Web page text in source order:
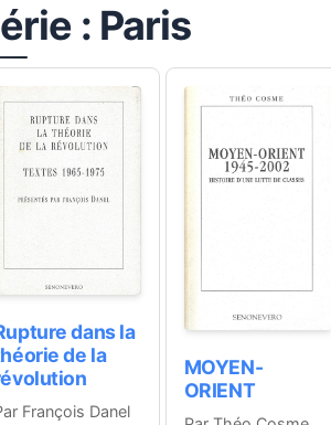
: Paris
dans la
de la
François Danel
MOYEN-
ORIENT